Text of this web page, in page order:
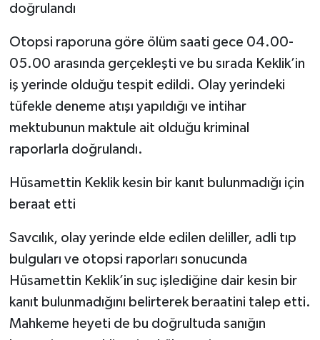
doğrulandı
Otopsi raporuna göre ölüm saati gece 04.00-
05.00 arasında gerçekleşti ve bu sırada Keklik’in
iş yerinde olduğu tespit edildi. Olay yerindeki
tüfekle deneme atışı yapıldığı ve intihar
mektubunun maktule ait olduğu kriminal
raporlarla doğrulandı.
Hüsamettin Keklik kesin bir kanıt bulunmadığı için
beraat etti
Savcılık, olay yerinde elde edilen deliller, adli tıp
bulguları ve otopsi raporları sonucunda
Hüsamettin Keklik’in suç işlediğine dair kesin bir
kanıt bulunmadığını belirterek beraatini talep etti.
Mahkeme heyeti de bu doğrultuda sanığın